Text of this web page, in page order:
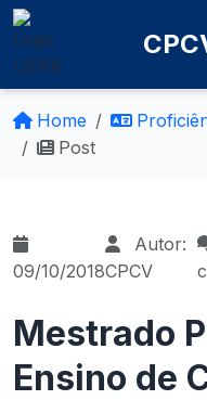
Home
Post
09/10/2018
Autor:
CPCV
Mestrado
Ensino de